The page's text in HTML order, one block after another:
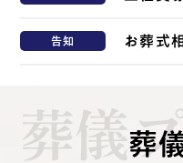
告知 お葬式
葬
葬儀